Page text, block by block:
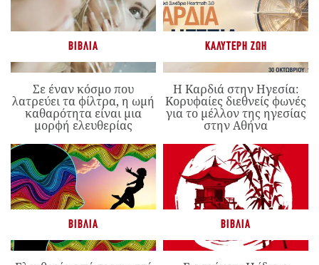
ΒΙΒΛΊΑ
Σε έναν κόσμο που
λατρεύει τα φίλτρα, η ωμή
καθαρότητα είναι μια
μορφή ελευθερίας
ΚΑΛΎΤΕΡΗ ΖΩΉ
Η Καρδιά στην Ηγεσία:
Κορυφαίες διεθνείς φωνές
για το μέλλον της ηγεσίας
στην Αθήνα
ΒΙΒΛΊΑ ΒΙΒΛΊΑ